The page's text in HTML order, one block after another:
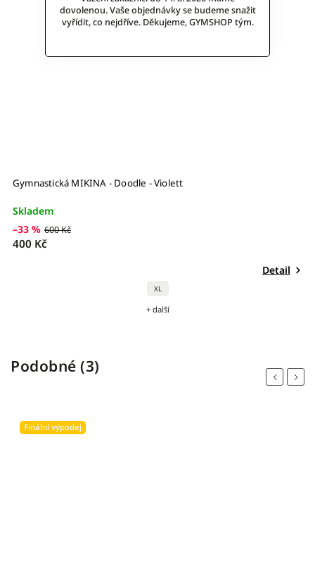
dovolenou. Vaše objednávky se budeme snažit
vyřídit, co nejdříve. Děkujeme, GYMSHOP tým.
Gymnastická MIKINA - Doodle - Violett
Skladem
–33 % 600 Kč
400 Kč
Detail
XL
+ další
Podobné (3)
Previous
Finální výpodej
Next